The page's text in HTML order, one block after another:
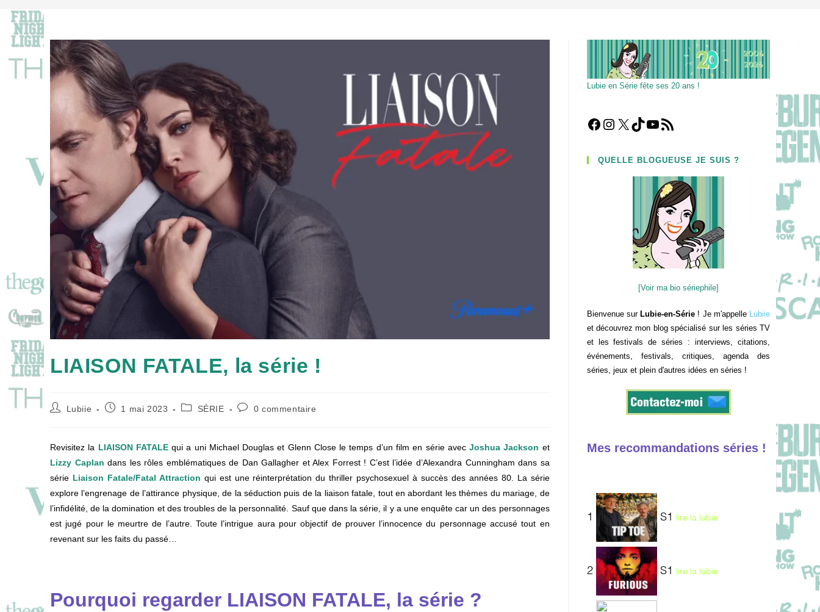
LIAISON FATALE, la série !
Auteur/autrice
Lubiie
Publication
1 mai 2023
PostSÉRIE
Commentaires
0 commentaire
Revisitez la LIAISON FATALEqui a uni Michael Douglas et Glenn Close le temps d’un film en série avecJoshua Jackson et
Lizzy Caplan dans les rôles emblématiques de Dan Gallagher et Alex Forrest ! C’est l’idée d’Alexandra Cunningham dans sa
série Liaison Fatale/Fatal Attraction qui est une réinterprétation du thriller psychosexuel à succès des années 80. La série
explore l’engrenage de l’attirance physique, de la séduction puis de la liaison fatale, tout en abordant les thèmes du mariage, de
l’infidélité, de la domination et des troubles de la personnalité. Sauf que dans la série, il y a une enquête car un des personnages
est jugé pour le meurtre de l’autre. Toute l’intrigue aura pour objectif de prouver l’innocence du personnage accusé tout en
revenant sur les faits du passé…
Pourquoi regarder LIAISON FATALE, la série ?
Lubie en Série fête ses 20 ans !
Facebook
Instagram
X TikTokYouTube
Flux RSS
QUELLE BLOGUEUSE JE SUIS ?
[Voir ma bio sériephile]
Bienvenue sur Lubie-en-Série ! Je m'appelle Lubiie
et découvrez mon blog spécialisé sur les séries TV
et les festivals de séries : interviews, citations,
événements, festivals, critiques, agenda des
séries, jeux et plein d'autres idées en séries !
Mes recommandations séries !
1 S1 lire la lubie
2 S1 lire la lubie